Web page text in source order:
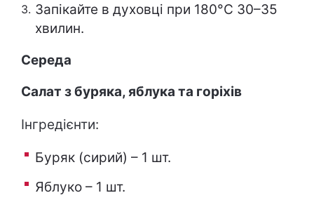
Запікайте в духовці при 180°C 30–35
хвилин.
Середа
Салат з буряка, яблука та горіхів
Інгредієнти:
Буряк (сирий) – 1 шт.
Яблуко – 1 шт.